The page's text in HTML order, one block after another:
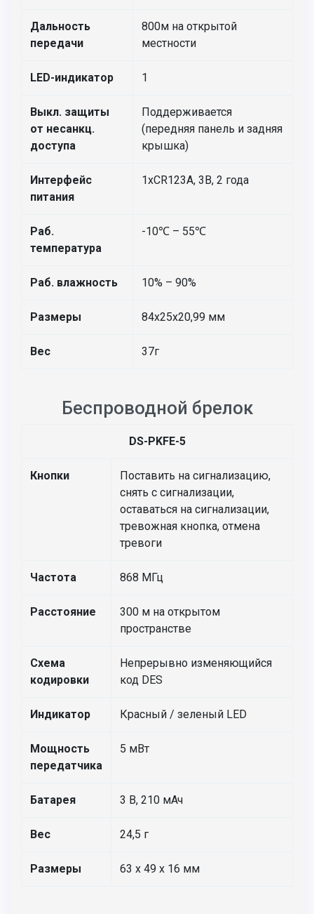
Дальность
передачи
800м на открытой
местности
LED-индикатор 1
Выкл. защиты
от несанкц.
доступа
Поддерживается
(передняя панель и задняя
крышка)
Интерфейс
питания
1хCR123А, 3В, 2 года
Раб.
температура
-10℃ – 55℃
Раб. влажность 10% – 90%
Размеры 84х25х20,99 мм
Вес 37г
Беспроводной брелок
DS-PKFE-5
Кнопки
Поставить на сигнализацию,
снять с сигнализации,
оставаться на сигнализации,
тревожная кнопка, отмена
тревоги
Частота 868 МГц
Расстояние
300 м на открытом
пространстве
Схема
кодировки
Непрерывно изменяющийся
код DES
Индикатор Красный / зеленый LED
Мощность
передатчика
5 мВт
Батарея 3 В, 210 мАч
Вес 24,5 г
Размеры 63 х 49 х 16 мм